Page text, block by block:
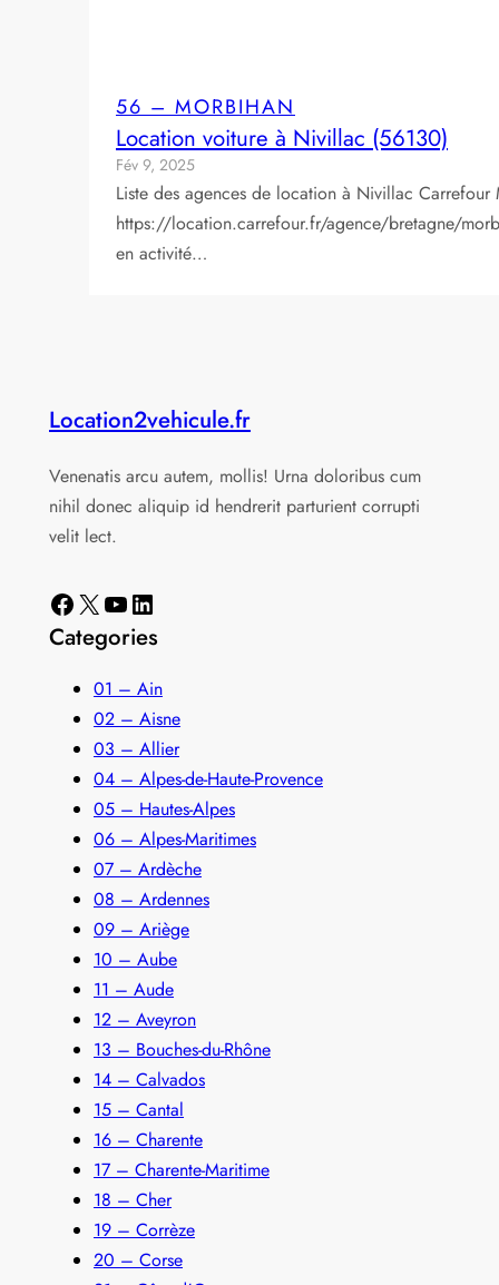
56 – MORBIHAN
Location voiture à Nivillac (56130)
Fév 9, 2025
Liste des agences de location à Nivillac
https://location.carrefour.fr/agence/bretagne/
en activité…
Location2vehicule.fr
Venenatis arcu autem, mollis! Urna doloribus cum
nihil donec aliquip id hendrerit parturient corrupti
velit lect.
Facebook X YouTube LinkedIn
Categories
01 – Ain
02 – Aisne
03 – Allier
04 – Alpes-de-Haute-Provence
05 – Hautes-Alpes
06 – Alpes-Maritimes
07 – Ardèche
08 – Ardennes
09 – Ariège
10 – Aube
11 – Aude
12 – Aveyron
13 – Bouches-du-Rhône
14 – Calvados
15 – Cantal
16 – Charente
17 – Charente-Maritime
18 – Cher
19 – Corrèze
20 – Corse